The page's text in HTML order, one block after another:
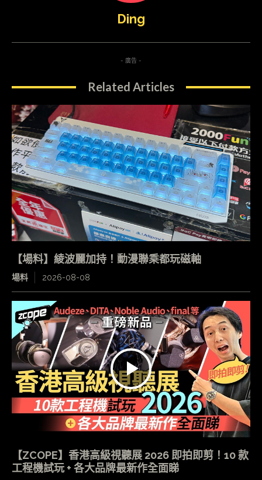
Ding
- 廣告 -
Related Articles
【場料】綾波麗加持！動漫聯乘都玩磁軸
場料 2026-08-08
【ZCOPE】香港高級視聽展 2026 即拍即剪！10 款
工程機試玩 + 各大品牌最新作全面睇